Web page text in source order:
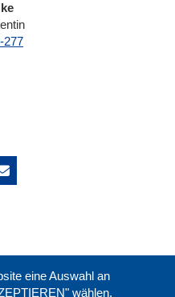
277
eine Auswahl an
wählen,